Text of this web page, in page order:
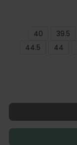
39.5
40
44
44.5